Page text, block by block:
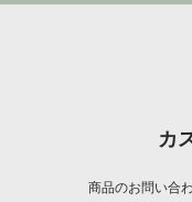
カ
商品のお問い合